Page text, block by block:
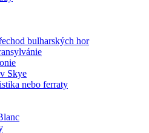
bulharských hor
Skye
nebo ferraty